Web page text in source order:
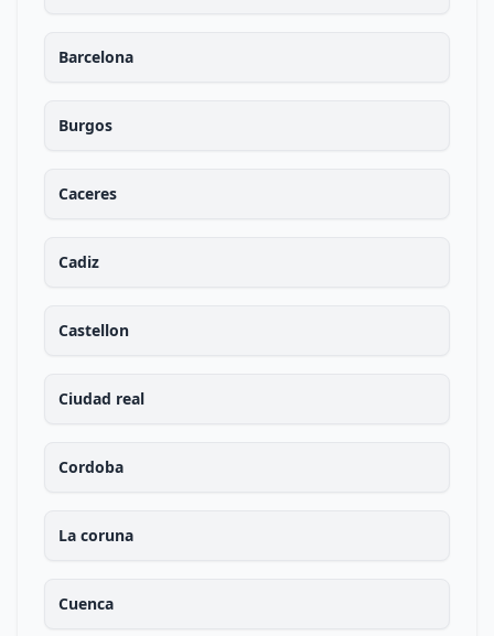
Barcelona
Burgos
Caceres
Cadiz
Castellon
Ciudad real
Cordoba
La coruna
Cuenca